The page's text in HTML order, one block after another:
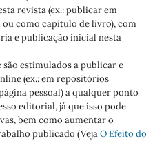
revista (ex.: publicar em
como capítulo de livro), com
e publicação inicial nesta
estimulados a publicar e
(ex.: em repositórios
pessoal) a qualquer ponto
editorial, já que isso pode
bem como aumentar o
publicado (VejaO Efeito do